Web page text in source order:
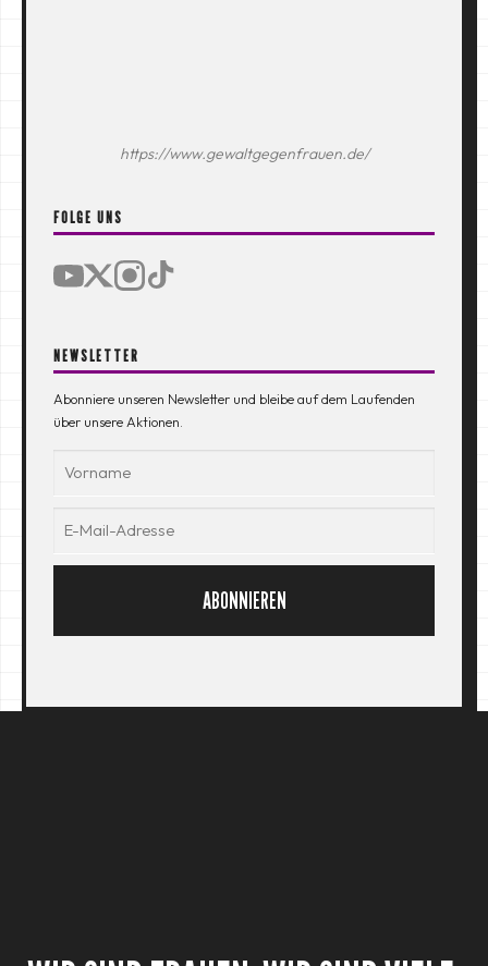
https://www.gewaltgegenfrauen.de/
FOLGE UNS
NEWSLETTER
Abonniere unseren Newsletter und bleibe auf dem Laufenden
über unsere Aktionen.
ABONNIEREN